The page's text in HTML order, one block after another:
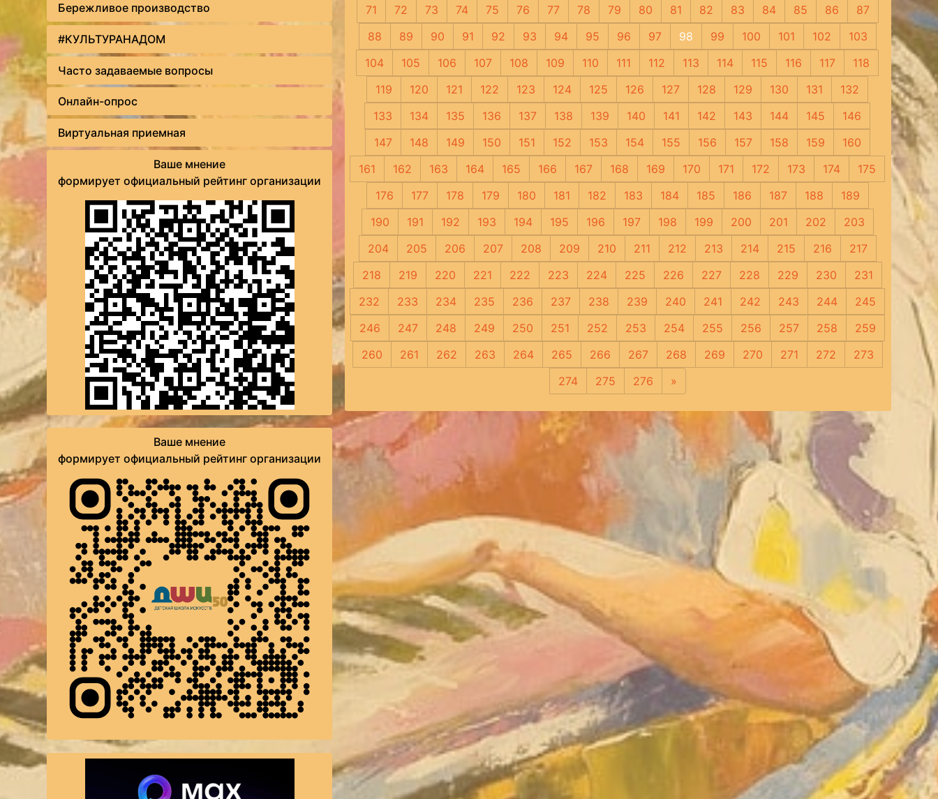
Бережливое производство
#КУЛЬТУРАНАДОМ
Часто задаваемые вопросы
Онлайн-опрос
Виртуальная приемная
Ваше мнение
формирует официальный рейтинг организации
Ваше мнение
формирует официальный рейтинг организации
71
72 73 74 75 76 77 78 79 80 81 82 83 84 85 86
87
88
89 90 91 92 93 94 95 96 97 98 99 100 101 102
103
104
105 106 107 108 109 110 111 112 113 114 115 116 117
118
119
120 121 122 123 124 125 126 127 128 129 130 131
132
133
134 135 136 137 138 139 140 141 142 143 144 145
146
147
148 149 150 151 152 153 154 155 156 157 158 159
160
161
162 163 164 165 166 167 168 169 170 171 172 173 174
175
176
177 178 179 180 181 182 183 184 185 186 187 188
189
190
191 192 193 194 195 196 197 198 199 200 201 202
203
204
205 206 207 208 209 210 211 212 213 214 215 216
217
218
219 220 221 222 223 224 225 226 227 228 229 230
231
232
233 234 235 236 237 238 239 240 241 242 243 244
245
246
247 248 249 250 251 252 253 254 255 256 257 258
259
260
261 262 263 264 265 266 267 268 269 270 271 272
273
274
275 276 »